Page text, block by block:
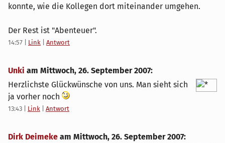
konnte, wie die Kollegen dort miteinander umgehen.
Der Rest ist "Abenteuer".
14:57 Link Antwort
Unki am Mittwoch, 26. September 2007:
Herzlichste Glückwünsche von uns. Man sieht sich
ja vorher noch
13:43 Link Antwort
Dirk Deimeke am Mittwoch, 26. September 2007: